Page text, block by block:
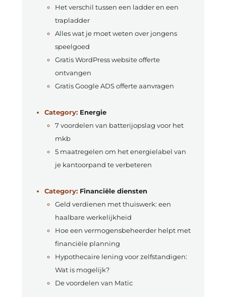
Het verschil tussen een ladder en een
trapladder
Alles wat je moet weten over jongens
speelgoed
Gratis WordPress website offerte
ontvangen
Gratis Google ADS offerte aanvragen
Category: Energie
7 voordelen van batterijopslag voor het
mkb
5 maatregelen om het energielabel van
je kantoorpand te verbeteren
Category: Financiële diensten
Geld verdienen met thuiswerk: een
haalbare werkelijkheid
Hoe een vermogensbeheerder helpt met
financiële planning
Hypothecaire lening voor zelfstandigen:
Wat is mogelijk?
De voordelen van Matic